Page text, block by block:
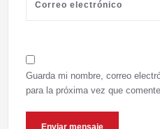
Guarda mi nombre, correo
para la próxima vez que comente.